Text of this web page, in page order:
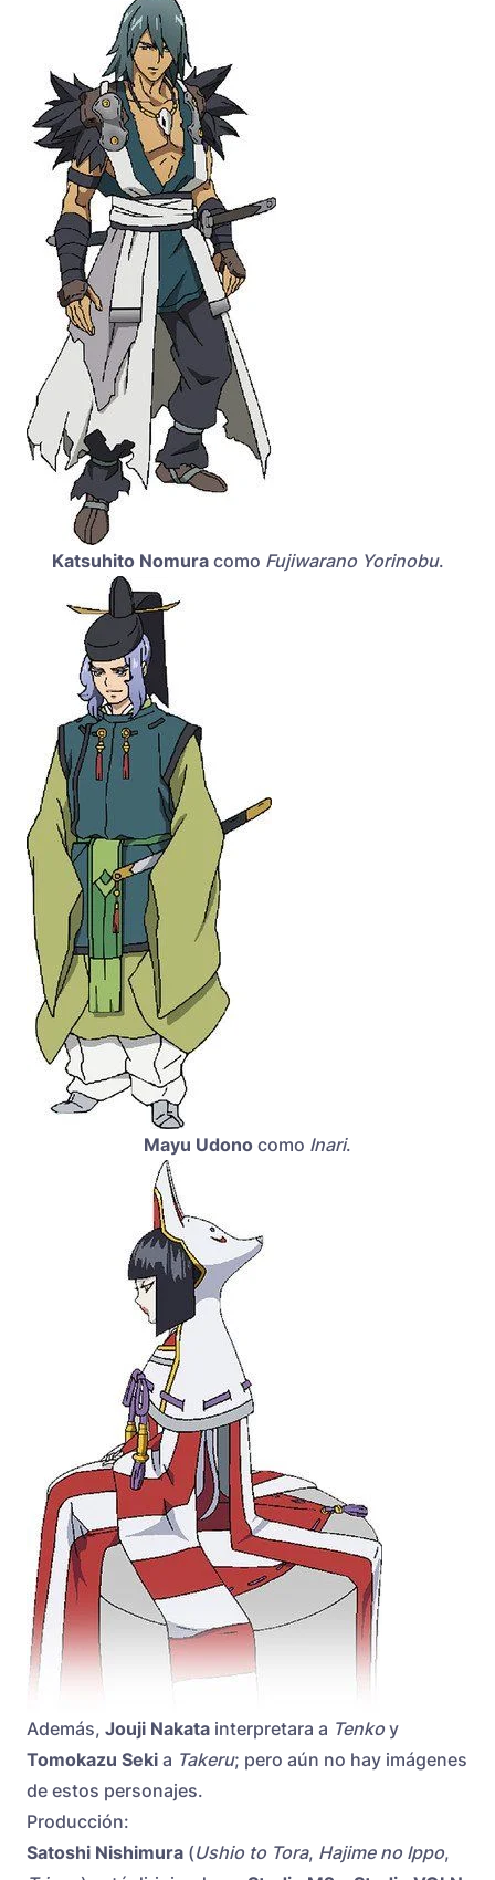
Katsuhito Nomuracomo Fujiwarano Yorinobu.
Mayu Udono como Inari.
Además, Jouji Nakata interpretara a Tenko y
Tomokazu Seki a Takeru; pero aún no hay imágenes
de estos personajes.
Producción:
Satoshi Nishimura (Ushio to Tora, Hajime no Ippo,